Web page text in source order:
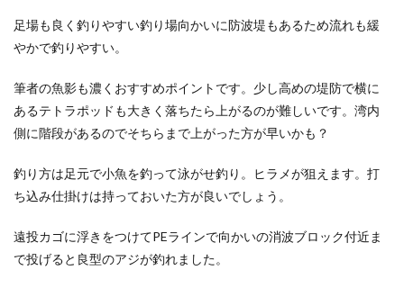
足場も良く釣りやすい釣り場向かいに防波堤もあるため流れも緩
やかで釣りやすい。
筆者の魚影も濃くおすすめポイントです。少し高めの堤防で横に
あるテトラポッドも大きく落ちたら上がるのが難しいです。湾内
側に階段があるのでそちらまで上がった方が早いかも？
釣り方は足元で小魚を釣って泳がせ釣り。ヒラメが狙えます。打
ち込み仕掛けは持っておいた方が良いでしょう。
遠投カゴに浮きをつけてPEラインで向かいの消波ブロック付近ま
で投げると良型のアジが釣れました。